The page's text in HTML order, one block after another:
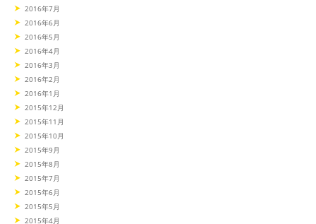
2016年7月
2016年6月
2016年5月
2016年4月
2016年3月
2016年2月
2016年1月
2015年12月
2015年11月
2015年10月
2015年9月
2015年8月
2015年7月
2015年6月
2015年5月
2015年4月